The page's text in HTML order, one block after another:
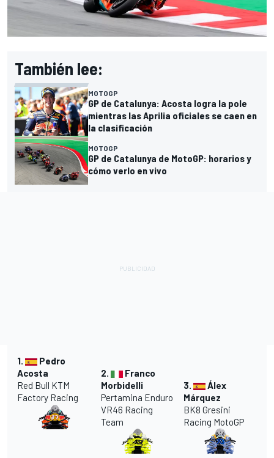
También lee:
MOTOGP
GP de Catalunya: Acosta logra la pole
mientras las Aprilia oficiales se caen en
la clasificación
MOTOGP
GP de Catalunya de MotoGP: horarios y
cómo verlo en vivo
1.
Pedro
Acosta
Red Bull KTM
Factory Racing
2.
Franco
Morbidelli
Pertamina Enduro
VR46 Racing
Team
3.
Álex
Márquez
BK8 Gresini
Racing MotoGP